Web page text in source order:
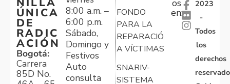
ÚNICA
DE
RADIC
ACIÓN
Bogotá:
Carrera
85D No.
8:00 a.m. –
6:00 p.m.
Sábado,
Domingo y
Festivos
Auto
consulta
FONDO
PARA LA
REPARACIÓN
A VÍCTIMAS
SNARIV-
SISTEMA
os
en:
2023
-
Todos
los
derechos